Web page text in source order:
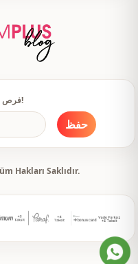
فرص وخصومات سوبر!
حفظ
Hakları Saklıdır.